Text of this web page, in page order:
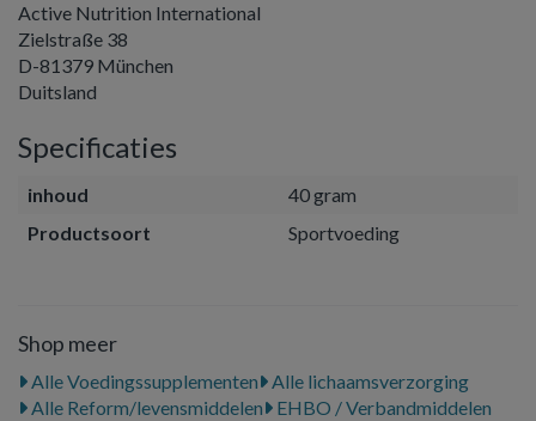
Active Nutrition International
Zielstraße 38
D-81379 München
Duitsland
Specificaties
inhoud
40 gram
Productsoort
Sportvoeding
Shop meer
Alle Voedingssupplementen
Alle lichaamsverzorging
Alle Reform/levensmiddelen
EHBO / Verbandmiddelen